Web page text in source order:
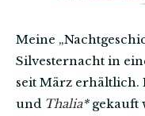
Meine
Silvesternacht in
seit März erhältlich.
und Thalia*gekauft